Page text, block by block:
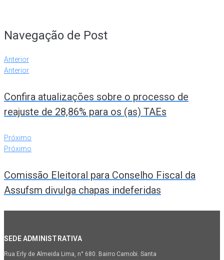
Navegação de Post
Anterior
Anterior
Confira atualizações sobre o processo de
reajuste de 28,86% para os (as) TAEs
Próximo
Próximo
Comissão Eleitoral para Conselho Fiscal da
Assufsm divulga chapas indeferidas
SEDE ADMINISTRATIVA
Rua Erly de Almeida Lima, n° 680. Bairro Camobi. Santa